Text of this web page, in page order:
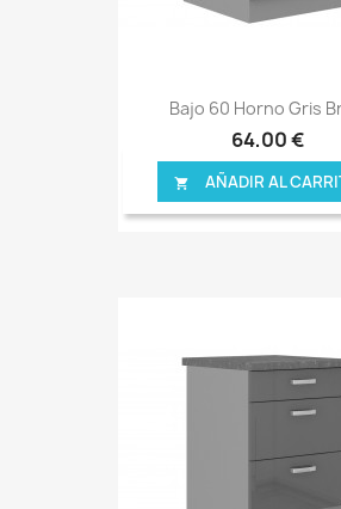
Bajo 60 Horno Gris
64,00 €
 AÑADIR AL